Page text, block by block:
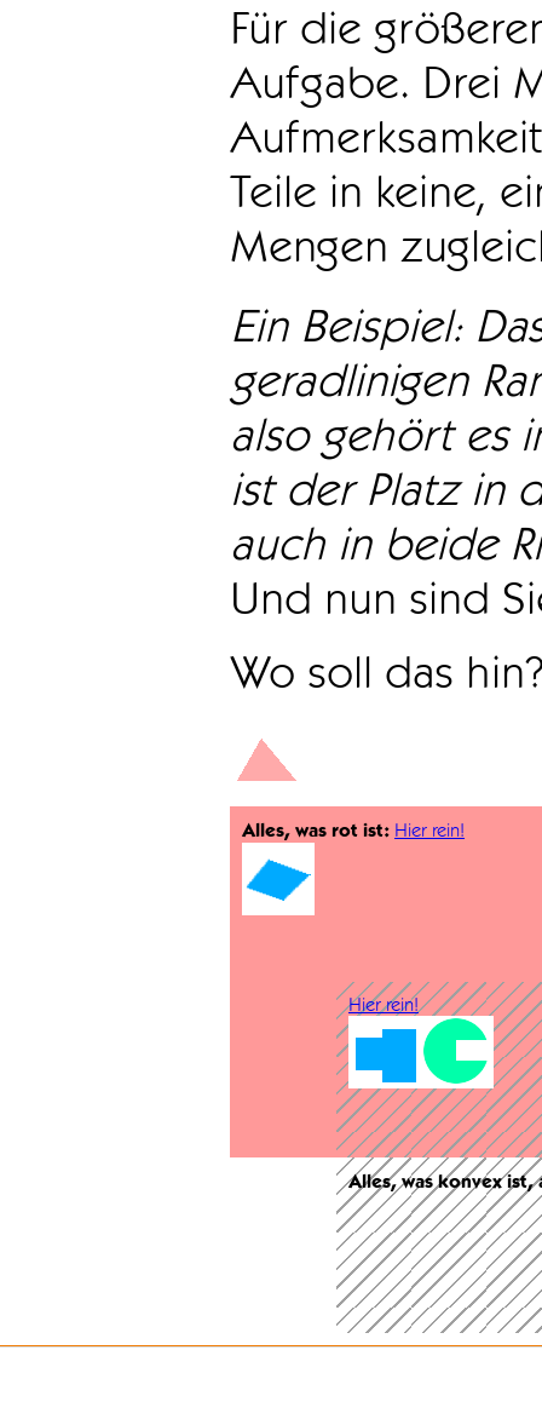
Für die
Aufgabe. Drei
Teile in keine,
Mengen
Ein Beispiel:
geradlinigen
also gehört es
ist der Platz in
auch in beide
Und nun sind
Wo soll das
Alles, was rot ist: Hier rein!
Hier rein!
Alles, was konvex